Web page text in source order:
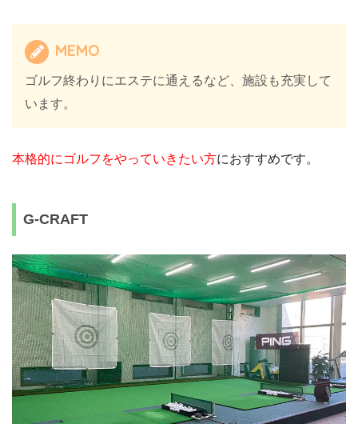
MEMO
ゴルフ終わりにエステに通えるなど、施設も充実して
います。
本格的にゴルフをやっていきたい方におすすめです。
G-CRAFT